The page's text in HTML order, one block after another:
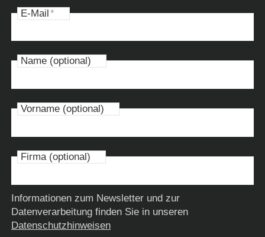
E-Mail*
Name (optional)
Vorname (optional)
Firma (optional)
Informationen zum Newsletter und zur
Datenverarbeitung finden Sie in unseren
Datenschutzhinweisen